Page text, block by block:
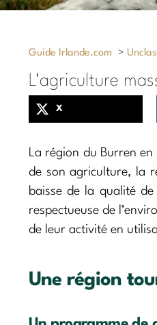
Guide Irlande.com >
L'agriculture
X
La région du Burren
de son agriculture, la
baisse de la qualité
respectueuse de
de leur activité en
Une région